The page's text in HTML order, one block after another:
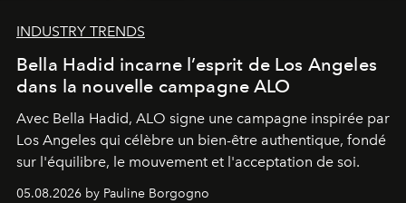
INDUSTRY TRENDS
Bella Hadid incarne l’esprit de Los Angeles
dans la nouvelle campagne ALO
Avec Bella Hadid, ALO signe une campagne inspirée par
Los Angeles qui célèbre un bien-être authentique, fondé
sur l'équilibre, le mouvement et l'acceptation de soi.
05.08.2026 by Pauline Borgogno